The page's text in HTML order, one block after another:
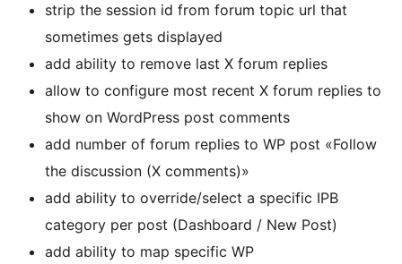
strip the session id from forum topic url that
sometimes gets displayed
add ability to remove last X forum replies
allow to configure most recent X forum replies to
show on WordPress post comments
add number of forum replies to WP post «Follow
the discussion (X comments)»
add ability to override/select a specific IPB
category per post (Dashboard / New Post)
add ability to map specific WP